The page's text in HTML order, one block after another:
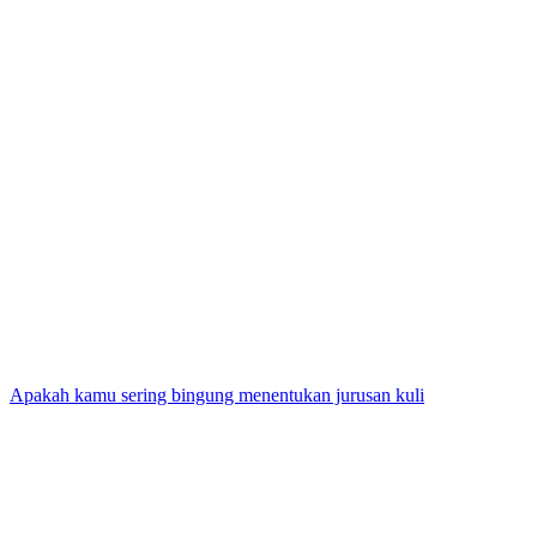
Apakah kamu sering bingung menentukan jurusan kuli